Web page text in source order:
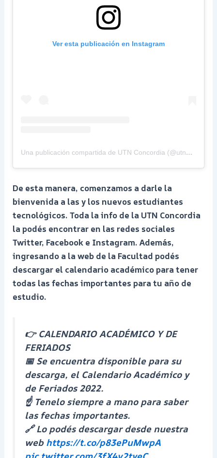
Ver esta publicación en Instagram
Una publicación compartida de UTN Concordia (@utnconcordia)
De esta manera, comenzamos a darle la
bienvenida a las y los nuevos estudiantes
tecnológicos. Toda la info de la UTN Concordia
la podés encontrar en las redes sociales
Twitter, Facebook e Instagram. Además,
ingresando a la web de la Facultad podés
descargar el calendario académico para tener
todas las fechas importantes para tu año de
estudio.
👉 CALENDARIO ACADÉMICO Y DE
FERIADOS
📅 Se encuentra disponible para su
descarga, el Calendario Académico y
de Feriados 2022.
☝️ Tenelo siempre a mano para saber
las fechas importantes.
🔗 Lo podés descargar desde nuestra
webhttps://t.co/p83ePuMwpA